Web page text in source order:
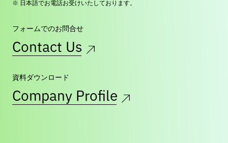
※ 日本語でお電話お受けいたしております。
フォームでのお問合せ
Contact Us
資料ダウンロード
Company Profile